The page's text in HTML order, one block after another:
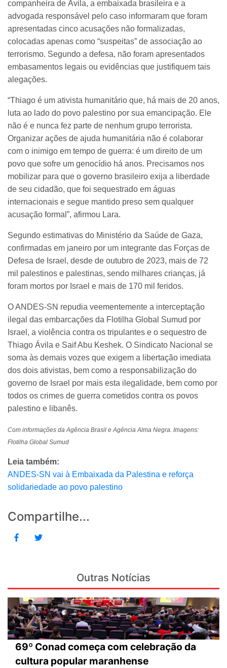
companheira de Ávila, a embaixada brasileira e a
advogada responsável pelo caso informaram que foram
apresentadas cinco acusações não formalizadas,
colocadas apenas como “suspeitas” de associação ao
terrorismo. Segundo a defesa, não foram apresentados
embasamentos legais ou evidências que justifiquem tais
alegações.
“Thiago é um ativista humanitário que, há mais de 20 anos,
luta ao lado do povo palestino por sua emancipação. Ele
não é e nunca fez parte de nenhum grupo terrorista.
Organizar ações de ajuda humanitária não é colaborar
com o inimigo em tempo de guerra: é um direito de um
povo que sofre um genocídio há anos. Precisamos nos
mobilizar para que o governo brasileiro exija a liberdade
de seu cidadão, que foi sequestrado em águas
internacionais e segue mantido preso sem qualquer
acusação formal”, afirmou Lara.
Segundo estimativas do Ministério da Saúde de Gaza,
confirmadas em janeiro por um integrante das Forças de
Defesa de Israel, desde de outubro de 2023, mais de 72
mil palestinos e palestinas, sendo milhares crianças, já
foram mortos por Israel e mais de 170 mil feridos.
O ANDES-SN repudia veementemente a interceptação
ilegal das embarcações da Flotilha Global Sumud por
Israel, a violência contra os tripulantes e o sequestro de
Thiago Ávila e Saif Abu Keshek. O Sindicato Nacional se
soma às demais vozes que exigem a libertação imediata
dos dois ativistas, bem como a responsabilização do
governo de Israel por mais esta ilegalidade, bem como por
todos os crimes de guerra cometidos contra os povos
palestino e libanês.
Com informações da Agência Brasil e Agência Alma Negra. Imagens:
Flotilha Global Sumud
Leia também:
ANDES-SN vai à Embaixada da Palestina e reforça
solidariedade ao povo palestino
Compartilhe...
Outras Notícias
69º Conad começa com celebração da
cultura popular maranhense